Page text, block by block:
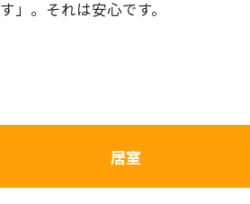
す」。それは安心です。
居室